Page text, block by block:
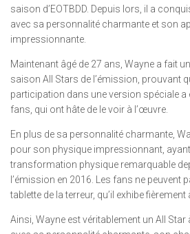
saison d’EOTBDD. Depuis lors, il a
avec sa personnalité charmante et son
impressionnante.
Maintenant âgé de 27 ans, Wayne a fait
saison All Stars de l’émission, prouvant
participation dans une version spéciale a
fans, qui ont hâte de le voir à l’œuvre.
En plus de sa personnalité charmante,
pour son physique impressionnant,
transformation physique remarquable
l’émission en 2016. Les fans ne peuvent
tablette de la terreur, qu’il exhibe
Ainsi, Wayne est véritablement un All Star